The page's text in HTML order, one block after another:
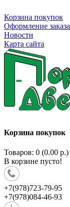
Корзина покупок
Оформление заказа
Новости
Карта сайта
Корзина покупок
Товаров: 0 (0.00 р.)
В корзине пусто!
+7(978)723-79-95
+7(978)084-46-93